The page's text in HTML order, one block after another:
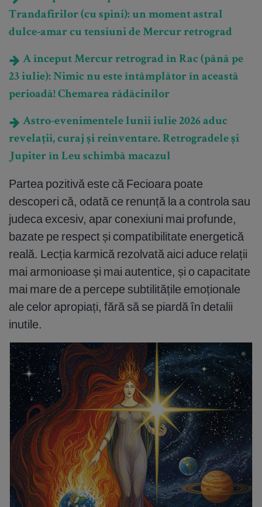
Trandafirilor (cu spini): un moment astral
dulce-amar cu tensiuni de Mercur retrograd
A început Mercur retrograd în Rac (până pe
23 iulie): Nimic nu este întâmplător în această
perioadă! Chemarea rădăcinilor
Astro-evenimentele lunii iulie 2026 aduc
revelații, curaj și reinventare. Retrogradele și
Jupiter în Leu schimbă macazul
Partea pozitivă este că Fecioara poate
descoperi că, odată ce renunță la a controla sau
judeca excesiv, apar conexiuni mai profunde,
bazate pe respect și compatibilitate energetică
reală. Lecția karmică rezolvată aici aduce relații
mai armonioase și mai autentice, și o capacitate
mai mare de a percepe subtilitățile emoționale
ale celor apropiați, fără să se piardă în detalii
inutile.